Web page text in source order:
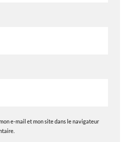
e-mail et mon site dans le navigateur